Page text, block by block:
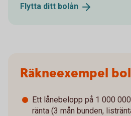
Flytta ditt bolån
Räkneexempel
Ett lånebelopp på 1 000
ränta (3 mån bunden,